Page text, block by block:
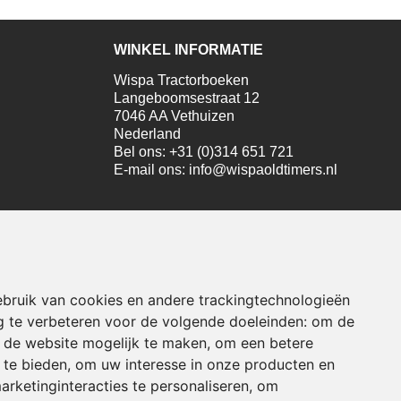
van cookies en andere trackingtechnologieën
te verbeteren voor de volgende doeleinden: om de
website mogelijk te maken, om een betere
bieden, om uw interesse in onze producten en
te personaliseren, om
WINKEL INFORMATIE
Wispa Tractorboeken
Langeboomsestraat 12
7046 AA Vethuizen
Nederland
Bel ons: +31 (0)314 651 721
E-mail ons: info@wispaoldtimers.nl